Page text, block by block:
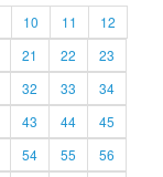
10 11
12
21 22
23
32 33
34
43 44
45
54 55
56